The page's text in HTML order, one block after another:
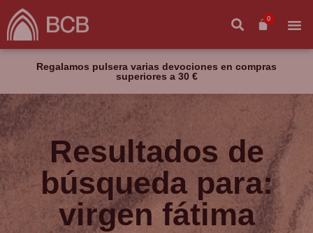
0
Regalamos pulsera varias devociones en compras
superiores a 30 €
Resultados de
búsqueda para:
virgen fátima